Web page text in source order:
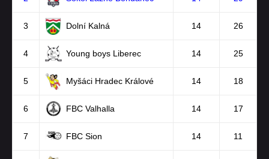
3 Dolní Kalná 14 26
4 Young boys Liberec 14 25
5 Myšáci Hradec Králové 14 18
6 FBC Valhalla 14 17
7 FBC Sion 14 11